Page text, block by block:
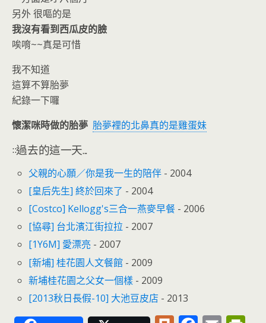
另外 很嘔的是
我沒有看到西瓜皮的臉
唉唷~~真是可惜
我不知道
這算不算胎夢
紀錄一下囉
懷潔咪時做的胎夢 胎夢裡的北鼻真的是雞蛋妹
::過去的這一天...
父親的心願／你是我一生的陪伴 - 2004
[皇后先生] 終於回來了 - 2004
[Costco] Kellogg's三合一燕麥早餐 - 2006
[協尋] 台北濱江街拉拉 - 2007
[1Y6M] 愛漂亮 - 2007
[新埔] 桂花園人文餐館 - 2009
新埔桂花園之父女一個樣 - 2009
[2013秋日長假-10] 大池豆皮店 - 2013